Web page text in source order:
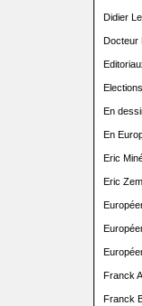
Didier
Docteur
En
En
Eric
Eric
Franck
Franck